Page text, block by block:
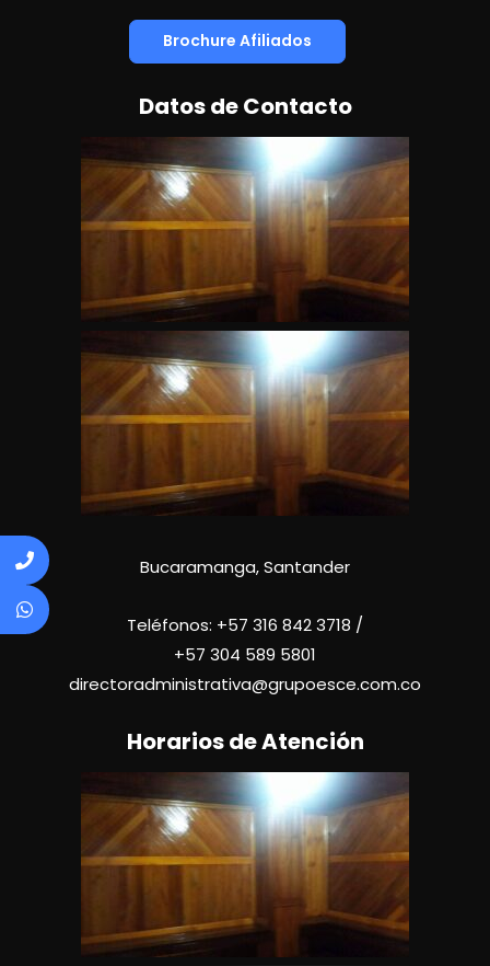
Brochure Afiliados
Datos de Contacto
Bucaramanga, Santander
Teléfonos: +57 316 842 3718 /
+57 304 589 5801
directoradministrativa@grupoesce.com.co
Horarios de Atención